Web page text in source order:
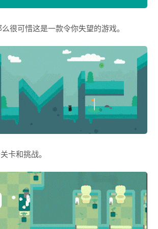
很可惜这是一款令你失望的游戏。
卡和挑战。